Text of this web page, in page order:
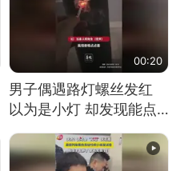
00:20
男子偶遇路灯螺丝发红
以为是小灯 却发现能点
燃香烟 当事人：已报警
处理